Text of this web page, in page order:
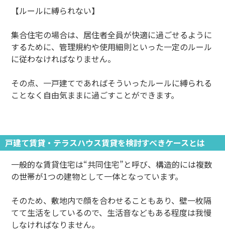
【ルールに縛られない】
集合住宅の場合は、居住者全員が快適に過ごせるように
するために、管理規約や使用細則といった一定のルール
に従わなければなりません。
その点、一戸建てであればそういったルールに縛られる
ことなく自由気ままに過ごすことができます。
戸建て賃貸・テラスハウス賃貸を検討すべきケースとは
一般的な賃貸住宅は“共同住宅”と呼び、構造的には複数
の世帯が1つの建物として一体となっています。
そのため、敷地内で顔を合わせることもあり、壁一枚隔
てて生活をしているので、生活音などもある程度は我慢
しなければなりません。